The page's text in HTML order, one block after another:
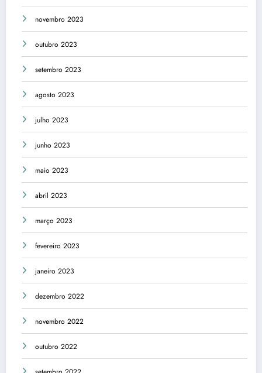
novembro 2023
outubro 2023
setembro 2023
agosto 2023
julho 2023
junho 2023
maio 2023
abril 2023
março 2023
fevereiro 2023
janeiro 2023
dezembro 2022
novembro 2022
outubro 2022